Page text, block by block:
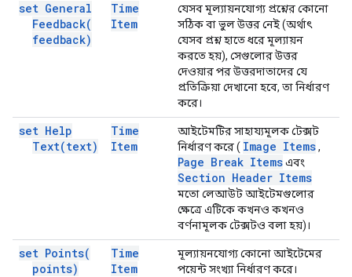
set General
Feedback(
feedback)
Time
Item
যেসব মূল্যায়নযোগ্য প্রশ্নের কোনো
সঠিক বা ভুল উত্তর নেই (অর্থাৎ
যেসব প্রশ্ন হাতে ধরে মূল্যায়ন
করতে হয়), সেগুলোর উত্তর
দেওয়ার পর উত্তরদাতাদের যে
প্রতিক্রিয়া দেখানো হবে, তা নির্ধারণ
করে।
set Help
Text(text)
Time
Item
আইটেমটির সাহায্যমূলক টেক্সট
নির্ধারণ করে ( Image Items,
Page Break Itemsএবং
Section Header Items
মতো লেআউট আইটেমগুলোর
ক্ষেত্রে এটিকে কখনও কখনও
বর্ণনামূলক টেক্সটও বলা হয়)।
set Points(
points)
Time
Item
মূল্যায়নযোগ্য কোনো আইটেমের
পয়েন্ট সংখ্যা নির্ধারণ করে।